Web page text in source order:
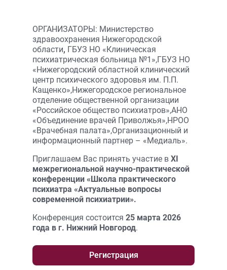
ОРГАНИЗАТОРЫ: Министерство
здравоохранения Нижегородской
области, ГБУЗ НО «Клиническая
психиатрическая больница №1»,ГБУЗ НО
«Нижегородский областной клинический
центр психического здоровья им. П.П.
Кащенко»,Нижегородское региональное
отделение общественной организации
«Российское общество психиатров»,АНО
«Объединение врачей Приволжья»,НРОО
«Врачебная палата»,Организационный и
информационный партнер – «Медиаль».
Приглашаем Вас принять участие в ХI
межрегиональной научно-практической
конференции «Школа практического
психиатра «Актуальные вопросы
современной психиатрии».
Конференция состоится 25 марта 2026
года в г. Нижний Новгород.
Регистрация